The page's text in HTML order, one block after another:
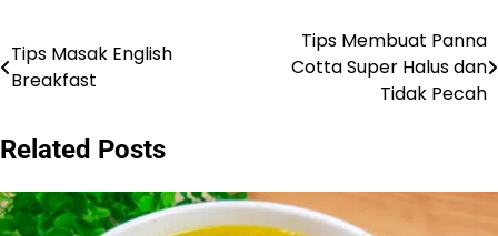
Post
navigation
Tips Masak English
Breakfast
Tips Membuat Panna
Cotta Super Halus dan
Tidak Pecah
Related Posts